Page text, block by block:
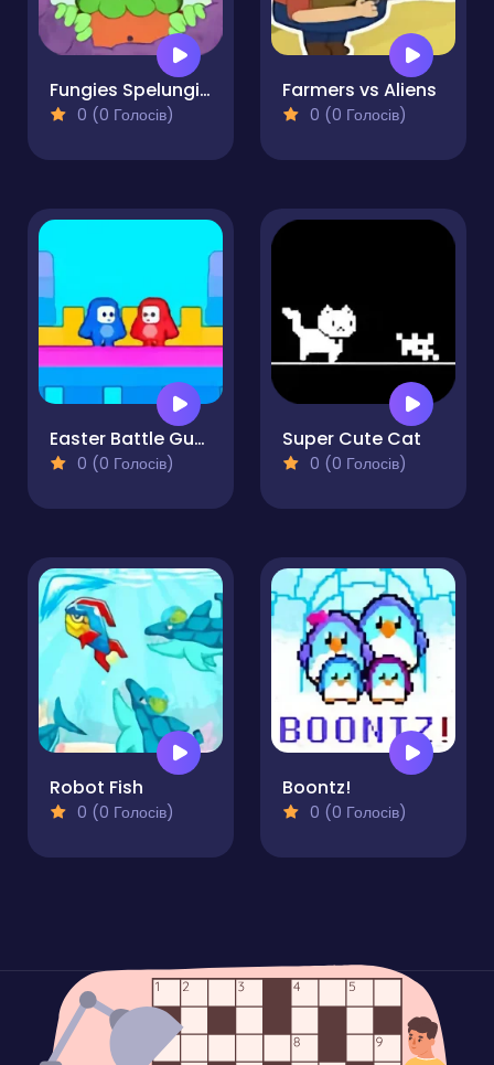
Fungies Spelungies
0 (0 Голосів)
Farmers vs Aliens
0 (0 Голосів)
Easter Battle Guys
0 (0 Голосів)
Super Cute Cat
0 (0 Голосів)
Robot Fish
0 (0 Голосів)
Boontz!
0 (0 Голосів)